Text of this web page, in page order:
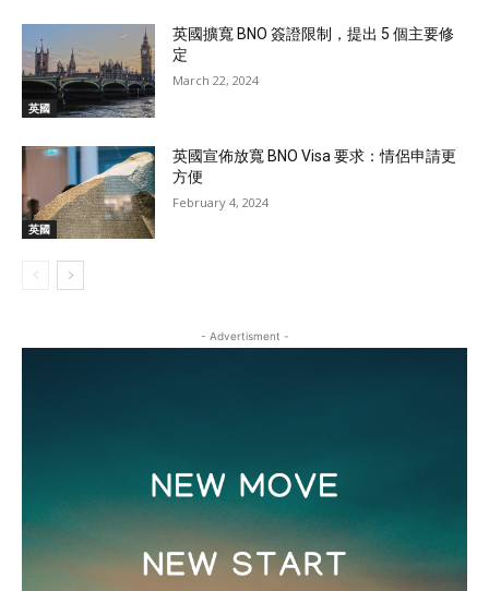
英國
英國擴寬 BNO 簽證限制，提出 5 個主要修
定
March 22, 2024
英國
英國宣佈放寬 BNO Visa 要求：情侶申請更
方便
February 4, 2024
- Advertisment -